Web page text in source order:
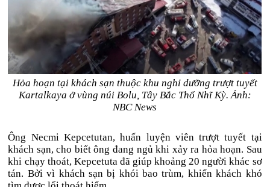
Hỏa hoạn tại khách sạn thuộc khu nghỉ dưỡng trượt tuyết
Kartalkaya ở vùng núi Bolu, Tây Bắc Thổ Nhĩ Kỳ. Ảnh:
NBC News
Ông Necmi Kepcetutan, huấn luyện viên trượt tuyết tại
khách sạn, cho biết ông đang ngủ khi xảy ra hỏa hoạn. Sau
khi chạy thoát, Kepcetuta đã giúp khoảng 20 người khác sơ
tán. Bởi vì khách sạn bị khói bao trùm, khiến khách khó